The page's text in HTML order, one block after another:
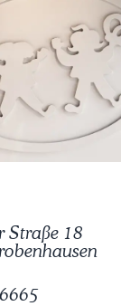
Straße 18